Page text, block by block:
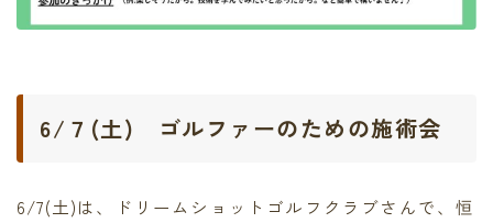
6/７(土) ゴルファーのための施術会
6/7(土)は、ドリームショットゴルフクラブさんで、恒